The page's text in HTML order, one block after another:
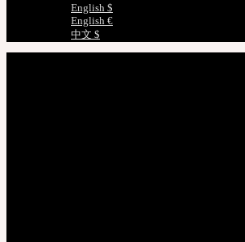
English $
English €
中文 $